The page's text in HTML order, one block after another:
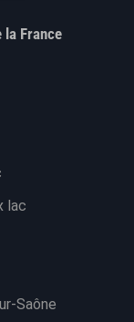
la France
lac
Saône